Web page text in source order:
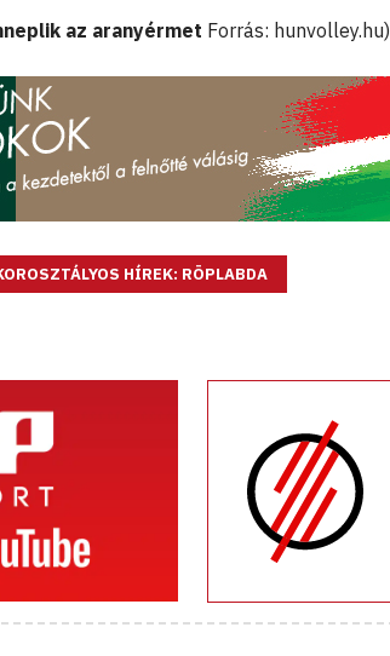
az aranyérmet Forrás: hunvolley.hu)
HÍREK: RÖPLABDA